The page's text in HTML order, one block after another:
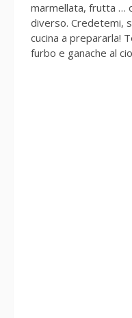
marmellata, frutta …
diverso. Credetemi,
cucina a prepararla!
furbo e ganache al